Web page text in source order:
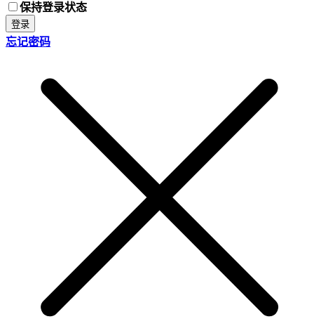
保持登录状态
登录
忘记密码